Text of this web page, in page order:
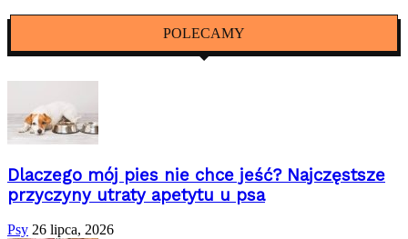
POLECAMY
Dlaczego mój pies nie chce jeść? Najczęstsze
przyczyny utraty apetytu u psa
Psy 26 lipca, 2026